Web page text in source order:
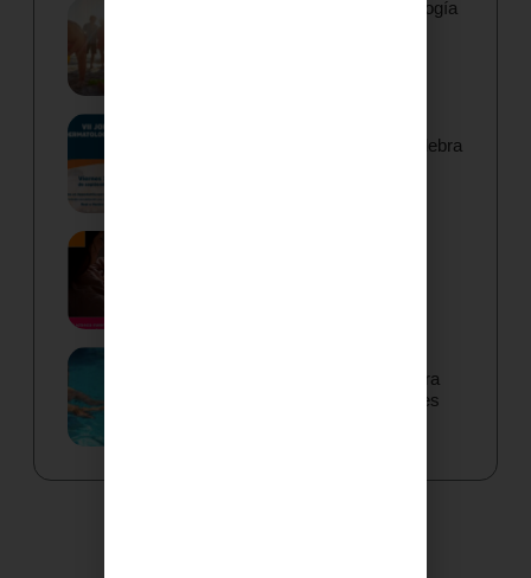
Los especialistas en Dermatología
Dermatología Pediátrica se celebra
supervisión activa es clave para
prevenir ahogamientos infantiles